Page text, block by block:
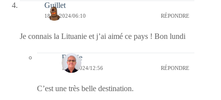
Guillet
18/11/2024/06:10 RÉPONDRE
Je connais la Lituanie et j’ai aimé ce pays ! Bon lundi
Bernie
18/11/2024/12:56 RÉPONDRE
C’est une très belle destination.